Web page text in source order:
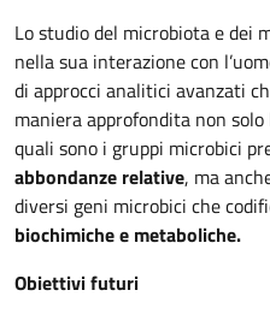
Lo studio del microbiota e dei
nella sua interazione con
di approcci analitici avanzati
maniera approfondita non solo
quali sono i gruppi microbici
abbondanze relative, ma
diversi geni microbici che
biochimiche e metaboliche.
Obiettivi futuri